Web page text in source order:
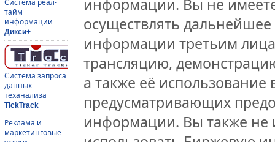
тайм
информации
Дикси+
Система запроса
данных
теханализа
TickTrack
Реклама и
маркетинговые
информации. Вы не
осуществлять
информации третьим
трансляцию,
а также её
предусматривающих
информации. Вы также не